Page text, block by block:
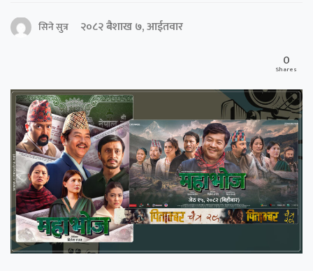
सिने सुत्र
२०८२ बैशाख ७, आईतवार
0
Shares